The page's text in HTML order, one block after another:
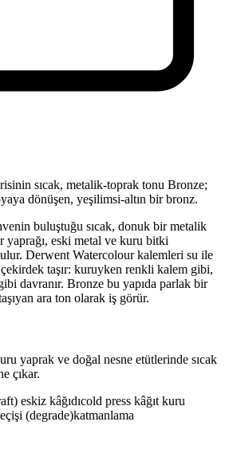
sıcak, metalik-toprak tonu Bronze;
dönüşen, yeşilimsi-altın bir bronz.
buluştuğu sıcak, donuk bir metalik
yaprağı, eski metal ve kuru bitki
Derwent Watercolour kalemleri su ile
taşır: kuruyken renkli kalem gibi,
davranır. Bronze bu yapıda parlak bir
ara ton olarak iş görür.
yaprak ve doğal nesne etütlerinde sıcak
çıkar.
eskiz kâğıdıcold press kâğıt kuru
(degrade)katmanlama